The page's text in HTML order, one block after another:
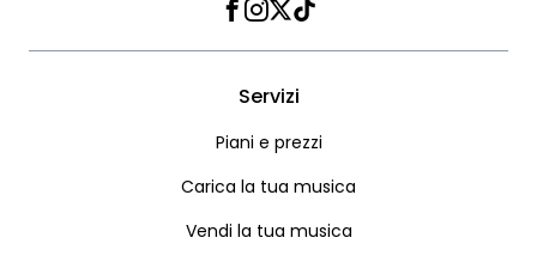
Facebook
Instagram
Twitter
TikTok
Servizi
Piani e prezzi
Carica la tua musica
Vendi la tua musica